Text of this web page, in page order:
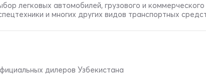
легковых автомобилей, грузового и коммерческого
и многих других видов транспортных
дилеров Узбекистана